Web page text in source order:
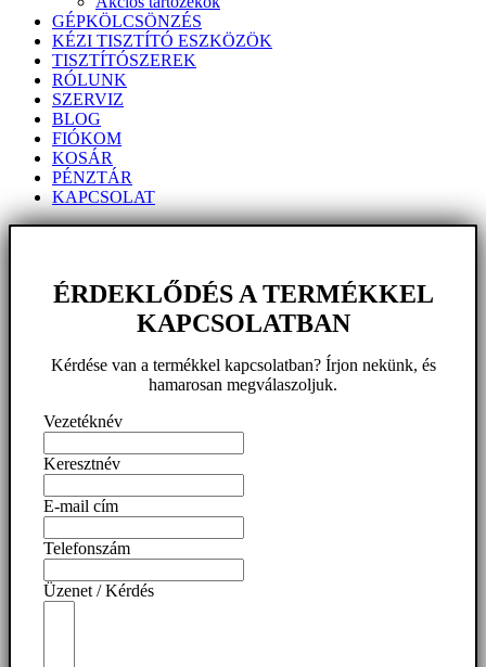
GÉPKÖLCSÖNZÉS
KÉZI TISZTÍTÓ ESZKÖZÖK
TISZTÍTÓSZEREK
RÓLUNK
SZERVIZ
BLOG
FIÓKOM
KOSÁR
PÉNZTÁR
KAPCSOLAT
ÉRDEKLŐDÉS A TERMÉKKEL
KAPCSOLATBAN
Kérdése van a termékkel kapcsolatban? Írjon nekünk, és
hamarosan megválaszoljuk.
Vezetéknév
Keresztnév
E-mail cím
Telefonszám
Üzenet / Kérdés